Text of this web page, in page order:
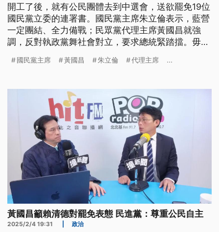
開工了後，就有公民團體去到中選會，送欲罷免19位
國民黨立委的連署書。國民黨主席朱立倫表示，藍營
一定團結、全力備戰；民眾黨代理主席黃國昌就強
調，反對執政黨舞社會對立，要求總統緊踏擋。毋
務。（新聞標題、導言為臺語文）
國民黨主席 黃國昌 朱立倫 代理主席 ...
黃國昌籲賴清德對罷免表態 民進黨：尊重公民自主
2025/2/4 19:31 政治